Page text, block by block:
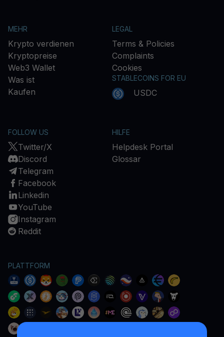
MEHR
Krypto verdienen
Kryptopreise
Web3 Wallet
Was ist
Kaufen
LEGAL
Terms & Policies
Complaints
Cookies
STABLECOINS FOR EU
USDC
FOLLOW US
Twitter/X
Discord
Telegram
Facebook
Linkedin
YouTube
Instagram
Reddit
HILFE
Helpdesk Portal
Glossar
PLATTFORM